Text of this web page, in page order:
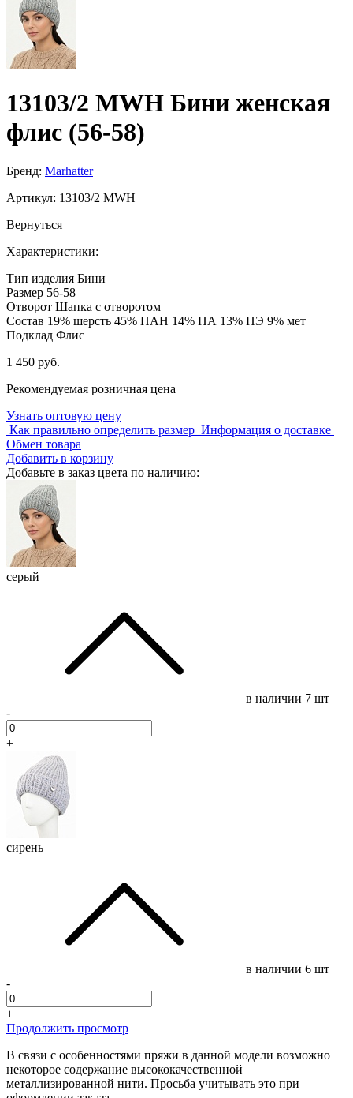
13103/2 MWH Бини женская
флис (56-58)
Бренд: Marhatter
Артикул: 13103/2 MWH
Вернуться
Характеристики:
Тип изделия Бини
Размер 56-58
Отворот Шапка с отворотом
Состав 19% шерсть 45% ПАН 14% ПА 13% ПЭ 9% мет
Подклад Флис
1 450 руб.
Рекомендуемая розничная цена
Узнать оптовую цену
Как правильно определить размер Информация о доставке
Обмен товара
Добавить в корзину
Добавьте в заказ цвета по наличию:
серый
в наличии 7 шт
-
+
сирень
в наличии 6 шт
-
+
Продолжить просмотр
В связи с особенностями пряжи в данной модели возможно
некоторое содержание высококачественной
металлизированной нити. Просьба учитывать это при